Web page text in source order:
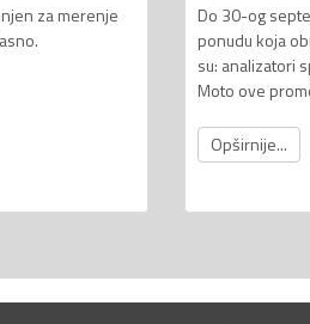
za merenje
Do 30-og
ponudu koja
su: analizatori
Moto ove
Opširnije...